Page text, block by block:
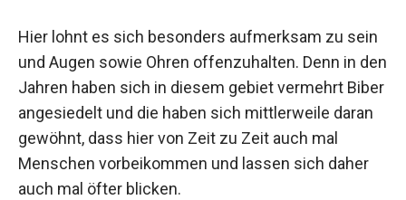
Hier lohnt es sich besonders aufmerksam zu sein
und Augen sowie Ohren offenzuhalten. Denn in den
Jahren haben sich in diesem gebiet vermehrt Biber
angesiedelt und die haben sich mittlerweile daran
gewöhnt, dass hier von Zeit zu Zeit auch mal
Menschen vorbeikommen und lassen sich daher
auch mal öfter blicken.